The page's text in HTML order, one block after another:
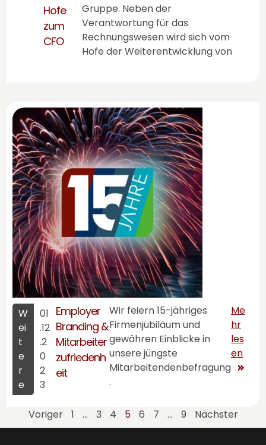
Hofe
zum
CFO
Gruppe. Neben der
Verantwortung für das
Rechnungswesen wird sich vom
Hofe der Weiterentwicklung von
W
ei
t
e
r
e
01
.12
.2
0
2
3
Employer
Branding &
Mitarbeiter
zufriedenh
eit
Wir feiern 15-jähriges
Firmenjubiläum und
gewähren Einblicke in
unsere jüngste
Mitarbeitendenbefragung
.
Me
hr
les
en
Voriger 1 ... 3 4 5 6 7 ... 9 Nächster